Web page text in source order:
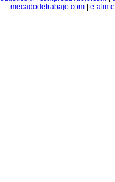
mecadodetrabajo.com| e-